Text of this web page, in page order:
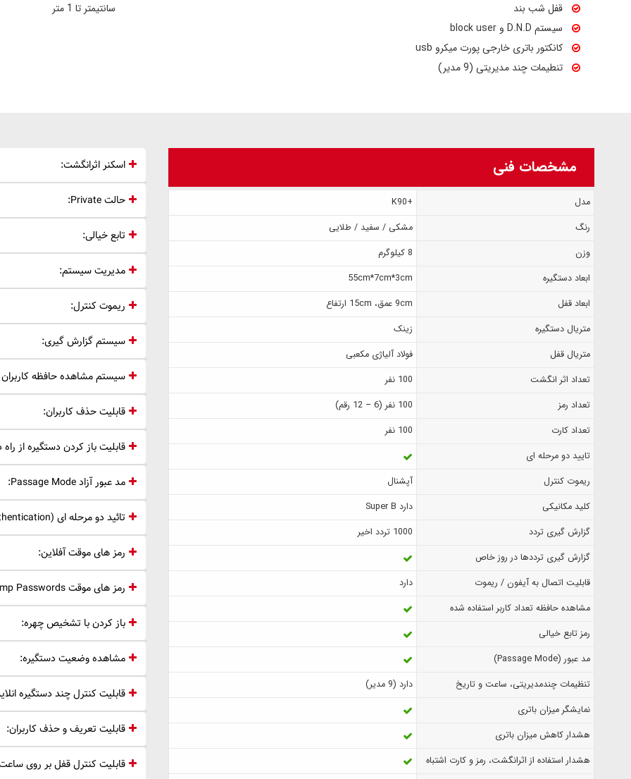
قفل شب بند
سیستم D.N.D و block user
کانکتور باتری خارجی پورت میکرو usb
تنطیمات چند مدیریتی (9 مدیر)
سانتیمتر تا 1 متر
مشخصات فنی
مدل
+K90
رنگ
مشکی / سفید / طلایی
وزن
8 کیلوگرم
ابعاد دستگیره
55cm*7cm*3cm
ابعاد قفل
9cm عمق، 15cm ارتفاع
متریال دستگیره
زینک
متریال قفل
فولاد آلیاژی مکعبی
تعداد اثر انگشت
100 نفر
تعداد رمز
100 نفر (6 – 12 رقم)
تعداد کارت
100 نفر
تایید دو مرحله ای
ریموت کنترل
آپشنال
کلید مکانیکی
دارد Super B
گزارش‌ گیری تردد
1000 تردد اخیر
گزارش گیری ترددها در روز خاص
قابلیت اتصال به آیفون / ریموت
دارد
مشاهده حافظه تعداد کاربر استفاده شده
رمز تابع خیالی
مد عبور (Passage Mode)
تنظیمات چندمدیریتی، ساعت و تاریخ
دارد (9 مدیر)
نمایشگر میزان باتری
هشدار کاهش میزان باتری
هشدار استفاده از اثرانگشت، رمز و کارت اشتباه
اسکنر اثرانگشت:
حالت Private:
تابع خیالی:
مدیریت سیستم:
ریموت کنترل:
سیستم گزارش گیری:
سیستم مشاهده حافظه
قابلیت حذف کاربران:
قابلیت باز کردن دستگیره از راه
مد عبور آزاد Passage Mode:
تائید دو مرحله ای 2FA (2 factor authentication):
رمز های موقت آفلاین:
رمز های موقت Temp Passwords:
باز کردن با تشخیص چهره:
مشاهده وضعیت دستگیره:
قابلیت کنترل چند دستگیره
قابلیت تعریف و حذف کاربران:
قابلیت کنترل قفل بر روی